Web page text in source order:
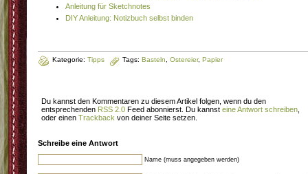
Anleitung für Sketchnotes
DIY Anleitung: Notizbuch selbst binden
Kategorie: Tipps Tags: Basteln Ostereier, Papier
Du kannst den Kommentaren zu diesem Artikel folgen, wenn du den
entsprechenden RSS 2.0 Feed abonnierst. Du kannst eine Antwort schreiben
oder einen Trackback von deiner Seite setzen.
Schreibe eine Antwort
Name (muss angegeben werden)